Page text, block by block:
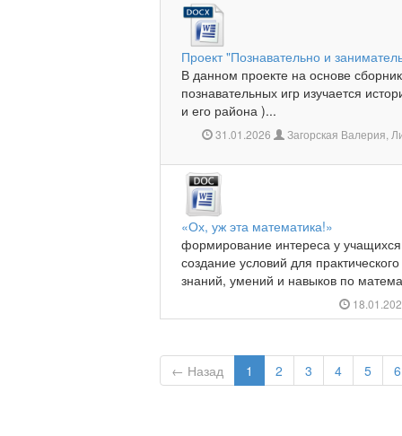
Проект "Познавательно и
В данном проекте на основе
познавательных игр изучается
и его района )...
31.01.2026 Загорская Валерия,
«Ох, уж эта математика!»
формирование интереса у
создание условий для
знаний, умений и навыков по
← Назад 1 2 3 4 5 6